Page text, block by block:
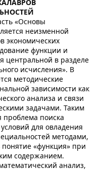
«Основы
неизменной
экономических
функции и
центральной в разделе
исчисления». В
методические
зависимости как
анализа и связи
задачами. Таким
проблема поиска
для овладения
методами,
«функция» при
содержанием.
анализ,